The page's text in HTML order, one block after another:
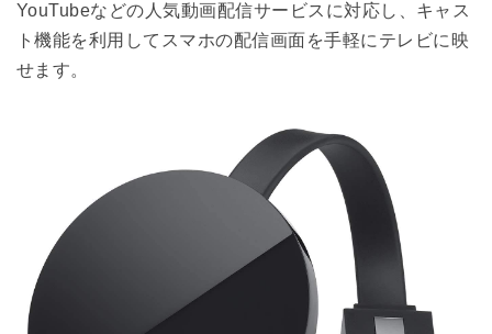
YouTubeなどの人気動画配信サービスに対応し、キャス
ト機能を利用してスマホの配信画面を手軽にテレビに映
せます。